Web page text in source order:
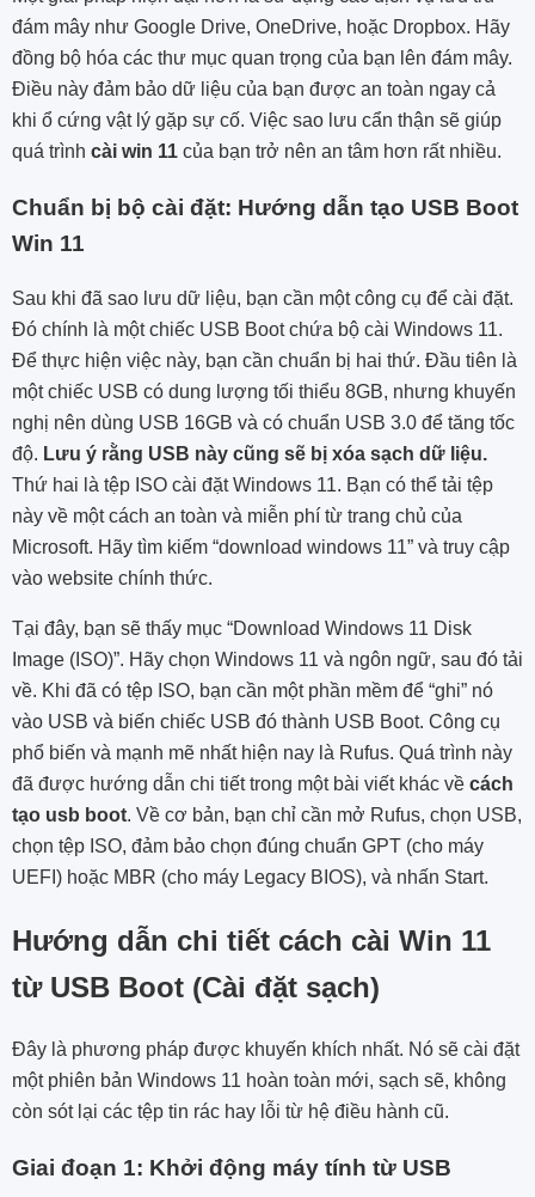
đám mây như Google Drive, OneDrive, hoặc Dropbox. Hãy
đồng bộ hóa các thư mục quan trọng của bạn lên đám mây.
Điều này đảm bảo dữ liệu của bạn được an toàn ngay cả
khi ổ cứng vật lý gặp sự cố. Việc sao lưu cẩn thận sẽ giúp
quá trình cài win 11 của bạn trở nên an tâm hơn rất nhiều.
Chuẩn bị bộ cài đặt: Hướng dẫn tạo USB Boot
Win 11
Sau khi đã sao lưu dữ liệu, bạn cần một công cụ để cài đặt.
Đó chính là một chiếc USB Boot chứa bộ cài Windows 11.
Để thực hiện việc này, bạn cần chuẩn bị hai thứ. Đầu tiên là
một chiếc USB có dung lượng tối thiểu 8GB, nhưng khuyến
nghị nên dùng USB 16GB và có chuẩn USB 3.0 để tăng tốc
độ. Lưu ý rằng USB này cũng sẽ bị xóa sạch dữ liệu.
Thứ hai là tệp ISO cài đặt Windows 11. Bạn có thể tải tệp
này về một cách an toàn và miễn phí từ trang chủ của
Microsoft. Hãy tìm kiếm “download windows 11” và truy cập
vào website chính thức.
Tại đây, bạn sẽ thấy mục “Download Windows 11 Disk
Image (ISO)”. Hãy chọn Windows 11 và ngôn ngữ, sau đó tải
về. Khi đã có tệp ISO, bạn cần một phần mềm để “ghi” nó
vào USB và biến chiếc USB đó thành USB Boot. Công cụ
phổ biến và mạnh mẽ nhất hiện nay là Rufus. Quá trình này
đã được hướng dẫn chi tiết trong một bài viết khác về cách
tạo usb boot. Về cơ bản, bạn chỉ cần mở Rufus, chọn USB,
chọn tệp ISO, đảm bảo chọn đúng chuẩn GPT (cho máy
UEFI) hoặc MBR (cho máy Legacy BIOS), và nhấn Start.
Hướng dẫn chi tiết cách cài Win 11
từ USB Boot (Cài đặt sạch)
Đây là phương pháp được khuyến khích nhất. Nó sẽ cài đặt
một phiên bản Windows 11 hoàn toàn mới, sạch sẽ, không
còn sót lại các tệp tin rác hay lỗi từ hệ điều hành cũ.
Giai đoạn 1: Khởi động máy tính từ USB